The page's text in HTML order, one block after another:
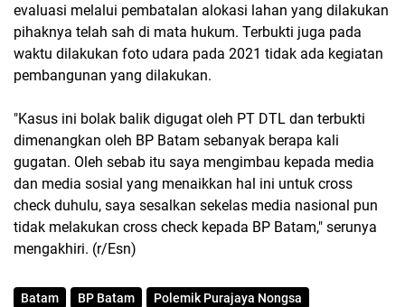
evaluasi melalui pembatalan alokasi lahan yang dilakukan
pihaknya telah sah di mata hukum. Terbukti juga pada
waktu dilakukan foto udara pada 2021 tidak ada kegiatan
pembangunan yang dilakukan.
"Kasus ini bolak balik digugat oleh PT DTL dan terbukti
dimenangkan oleh BP Batam sebanyak berapa kali
gugatan. Oleh sebab itu saya mengimbau kepada media
dan media sosial yang menaikkan hal ini untuk cross
check duhulu, saya sesalkan sekelas media nasional pun
tidak melakukan cross check kepada BP Batam," serunya
mengakhiri. (r/Esn)
Batam BP Batam
Polemik Purajaya Nongsa